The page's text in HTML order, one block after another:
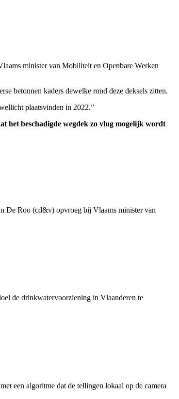
minister van Mobiliteit en Openbare Werken
betonnen kaders dewelke rond deze deksels zitten.
plaatsvinden in 2022.”
het beschadigde wegdek zo vlug mogelijk wordt
De Roo (cd&v) opvroeg bij Vlaams minister van
de drinkwatervoorziening in Vlaanderen te
een algoritme dat de tellingen lokaal op de camera